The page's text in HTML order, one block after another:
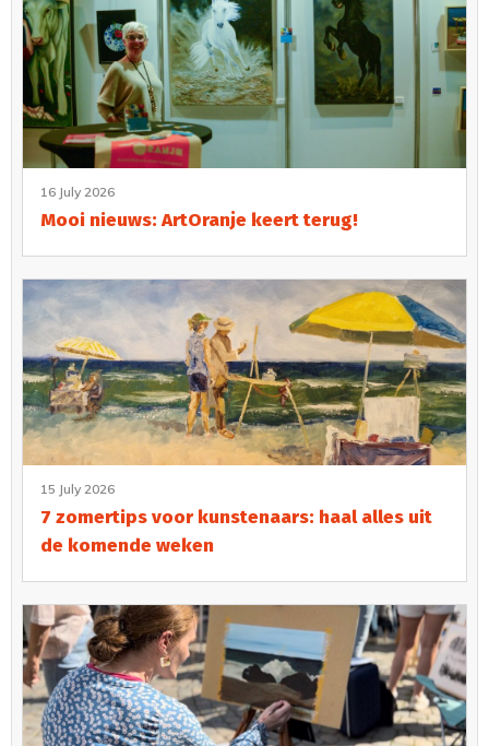
16 July 2026
Mooi nieuws: ArtOranje keert terug!
15 July 2026
7 zomertips voor kunstenaars: haal alles uit
de komende weken